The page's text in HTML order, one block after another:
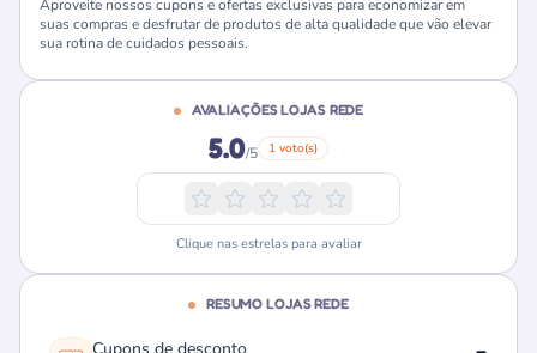
Aproveite nossos cupons e ofertas exclusivas para economizar em
suas compras e desfrutar de produtos de alta qualidade que vão elevar
sua rotina de cuidados pessoais.
AVALIAÇÕES LOJAS REDE
5.0/5 1 voto(s)
Clique nas estrelas para avaliar
RESUMO LOJAS REDE